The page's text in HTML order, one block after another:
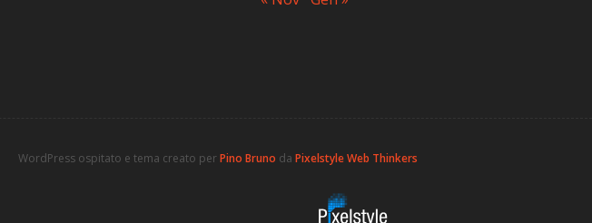
WordPress ospitato e tema creato perPino Bruno da Pixelstyle Web Thinkers